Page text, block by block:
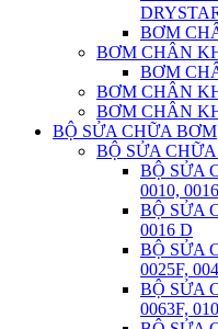
BƠM
BƠM CHÂN
BƠM
BƠM CHÂN
BƠM CHÂN
BỘ SỬA CHỮA BƠM
BỘ SỬA
BỘ SỬA
0010,
BỘ SỬA
0016 D
BỘ SỬA
0025F,
BỘ SỬA
0063F,